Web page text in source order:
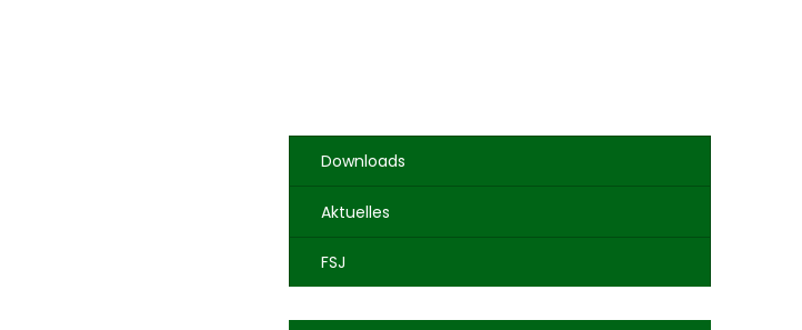
Downloads
Aktuelles
FSJ